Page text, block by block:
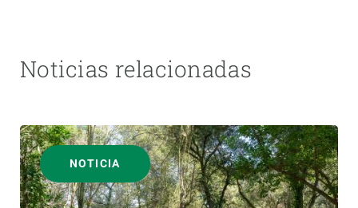
Noticias relacionadas
NOTICIA